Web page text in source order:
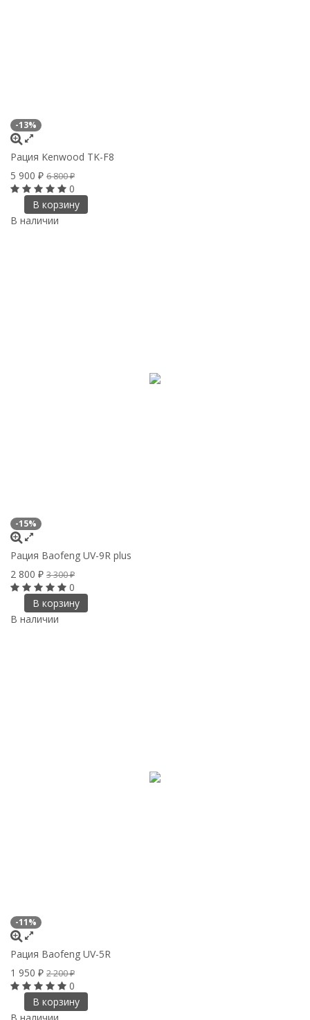
-13%
Рация Kenwood TK-F8
5 900 ₽ 6 800₽
0
В корзину
В наличии
-15%
Рация Baofeng UV-9R plus
2 800 ₽ 3 300₽
0
В корзину
В наличии
-11%
Рация Baofeng UV-5R
1 950 ₽ 2 200₽
0
В корзину